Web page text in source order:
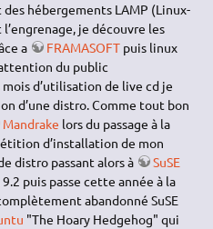
hébergements LAMP (Linux-
l’engrenage, je découvre les
a
FRAMASOFT puis linux
du public
d’utilisation de live cd je
d’une distro. Comme tout bon
Mandrake lors du passage à la
d’installation de mon
distro passant alors à
SuSE
puis passe cette année à la
abandonné SuSE
"The Hoary Hedgehog" qui